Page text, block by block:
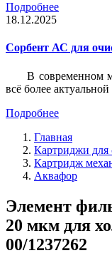
Подробнее
18.12.2025
Сорбент АС для
В современном
всё более актуальной
Подробнее
Главная
Картриджи для
Картридж
Аквафор
Элемент
20 мкм для
00/1237262